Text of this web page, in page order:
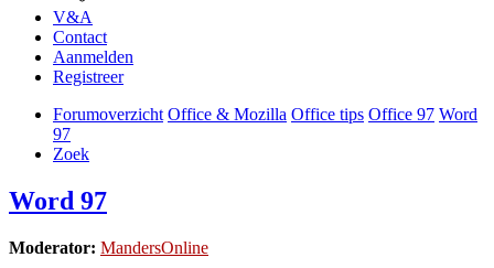
V&A
Contact
Aanmelden
Registreer
Forumoverzicht Office & Mozilla Office tips Office 97 Word
97
Zoek
Word 97
Moderator: MandersOnline